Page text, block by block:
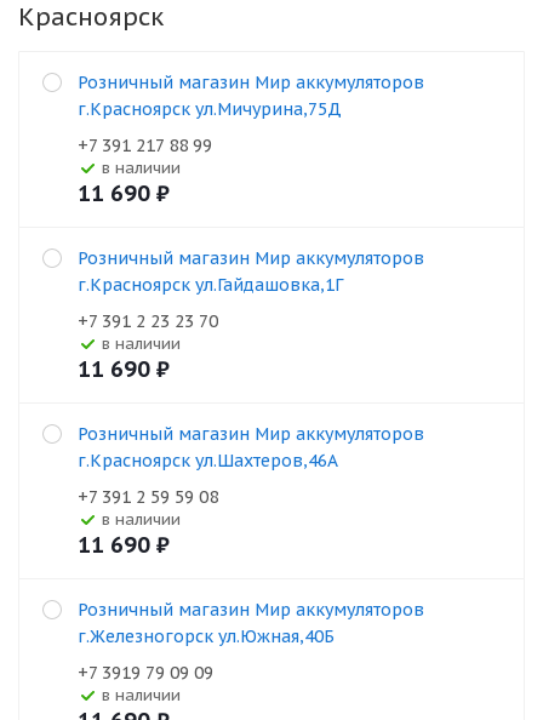
Красноярск
Розничный магазин Мир аккумуляторов
г.Красноярск ул.Мичурина,75Д
+7 391 217 88 99
В наличии
11 690 ₽
Розничный магазин Мир аккумуляторов
г.Красноярск ул.Гайдашовка,1Г
+7 391 2 23 23 70
В наличии
11 690 ₽
Розничный магазин Мир аккумуляторов
г.Красноярск ул.Шахтеров,46А
+7 391 2 59 59 08
В наличии
11 690 ₽
Розничный магазин Мир аккумуляторов
г.Железногорск ул.Южная,40Б
+7 3919 79 09 09
В наличии